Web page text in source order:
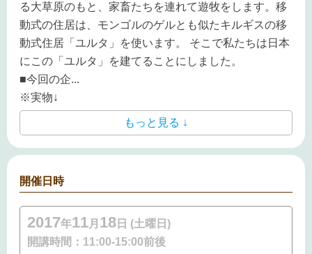
る大草原のもと、家畜たちを連れて遊牧をします。移
動式の住居は、モンゴルのゲルとも似たキルギスの移
動式住居「ユルタ」を使います。 そこで私たちは日本
にこの「ユルタ」を建てることにしました。
■今回の企...
※実物↓
もっと見る ↓
開催日時
2017年11月 18 日 (土曜日)
開講時間： 11:00-15:00前後